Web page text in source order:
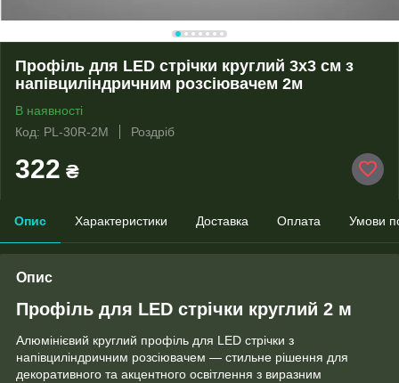
Профіль для LED стрічки круглий 3х3 см з
напівциліндричним розсіювачем 2м
В наявності
Код: PL-30R-2M
Роздріб
322 ₴
Опис Характеристики Доставка Оплата Умови
Опис
Профіль для LED стрічки круглий 2 м
Алюмінієвий круглий профіль для LED стрічки з
напівциліндричним розсіювачем — стильне рішення для
декоративного та акцентного освітлення з виразним